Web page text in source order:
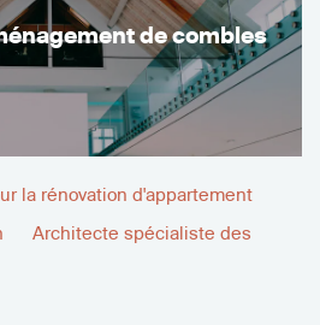
de combles
la rénovation d'appartement
Architecte spécialiste des